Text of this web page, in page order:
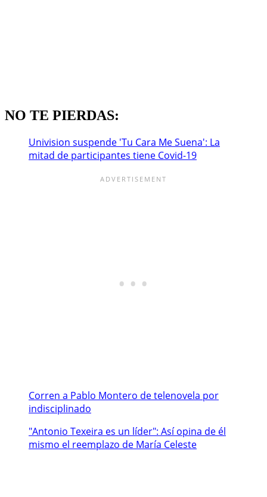
NO TE PIERDAS:
Univision suspende 'Tu Cara Me Suena': La
mitad de participantes tiene Covid-19
Corren a Pablo Montero de telenovela por
indisciplinado
"Antonio Texeira es un líder": Así opina de él
mismo el reemplazo de María Celeste